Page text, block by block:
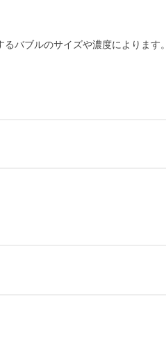
バブルのサイズや濃度によります。